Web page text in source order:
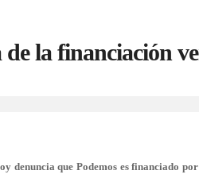
la financiación
denuncia que Podemos es financiado